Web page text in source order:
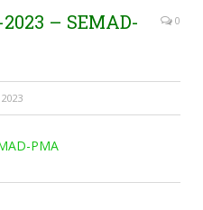
2023 – SEMAD-
0
PMA